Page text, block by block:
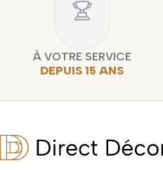
À VOTRE SERVICE
DEPUIS 15 ANS